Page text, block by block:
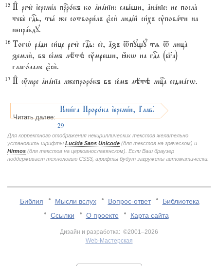
15 И# рече2 їеремjа прbро1къ ко ґнaніи: слы1ши, ґнaніе: не послA
тебе2 гDь, ты1 же сотвори1лъ є3си2 людjй си1хъ ўповaти на
непрaвду.
16 Тогw2 рaди си1це рече2 гDь: се2, ѓзъ tпущy тz t лицA
земли2, въ се1мъ лётэ ќмреши, ћкw на гDа (бг7а)
глаго1лалъ є3си2.
17 И# ќмре ґнaніа лжепроро1къ въ се1мъ лётэ мцcа седмaгw.
Читать далее:
Кни1га Проро1ка їеремjи, ГлавA
29
Для корректного отображения некириллических текстов желательно
установить шрифты Lucida Sans Unicode (для текстов на греческом) и
Hirmos (для текстов на церковнославянском). Если Ваш браузер
поддерживает технологию CSS3, шрифты будут загружены автоматически.
Библия Мысли вслух Вопрос-ответ
Библиотека
Ссылки
О проекте Карта сайта
Дизайн и разработка: ©2001–2026
Web-Мастерская